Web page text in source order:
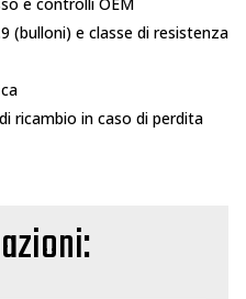
(bulloni) e classe di resistenza
ricambio in caso di perdita